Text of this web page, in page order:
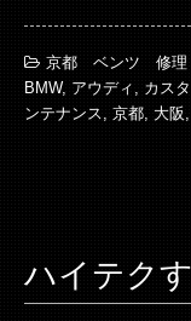
京都 ベンツ 修
BMW, アウディ , カス
ンテナンス, 京都, 大阪 ,
ハイテク